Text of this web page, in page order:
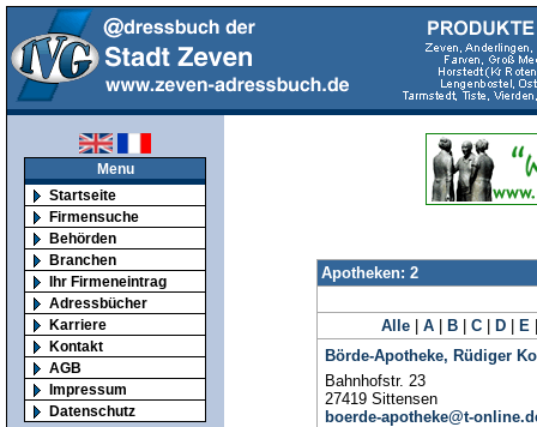
Menu
Startseite
Firmensuche
Behörden
Branchen
Ihr Firmeneintrag
Adressbücher
Karriere
Kontakt
AGB
Impressum
Datenschutz
Apotheken: 2
Alle A B C D E
Börde-Apotheke, Rüdiger
Bahnhofstr. 23
27419 Sittensen
boerde-apotheke@t-